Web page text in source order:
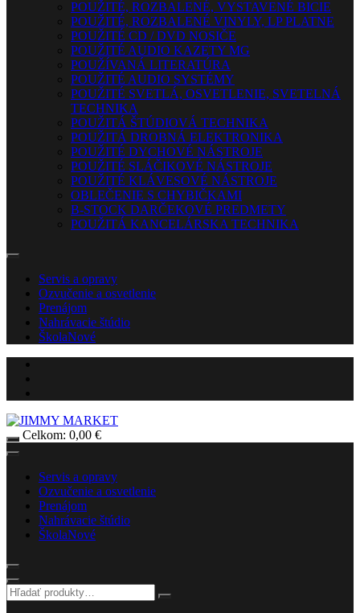
POUŽITÉ, ROZBALENÉ, VYSTAVENÉ BICIE
POUŽITÉ, ROZBALENÉ VINYLY, LP PLATNE
POUŽITÉ CD / DVD NOSIČE
POUŽITÉ AUDIO KAZETY MG
POUŽÍVANÁ LITERATÚRA
POUŽITÉ AUDIO SYSTÉMY
POUŽITÉ SVETLÁ, OSVETLENIE, SVETELNÁ
TECHNIKA
POUŽITÁ ŠTÚDIOVÁ TECHNIKA
POUŽITÁ DROBNÁ ELEKTRONIKA
POUŽITÉ DYCHOVÉ NÁSTROJE
POUŽITÉ SLÁČIKOVÉ NÁSTROJE
POUŽITÉ KLÁVESOVÉ NÁSTROJE
OBLEČENIE S CHYBIČKAMI
B-STOCK DARČEKOVÉ PREDMETY
POUŽITÁ KANCELÁRSKA TECHNIKA
Servis a opravy
Ozvučenie a osvetlenie
Prenájom
Nahrávacie štúdio
ŠkolaNové
Celkom: 0,00 €
Servis a opravy
Ozvučenie a osvetlenie
Prenájom
Nahrávacie štúdio
ŠkolaNové